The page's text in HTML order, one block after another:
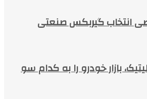
انتخاب گیربکس صنعتی
بازار خودرو را به کدام سو